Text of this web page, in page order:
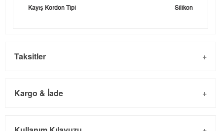
Kayış Kordon Tipi
Silikon
Taksitler
Kargo & İade